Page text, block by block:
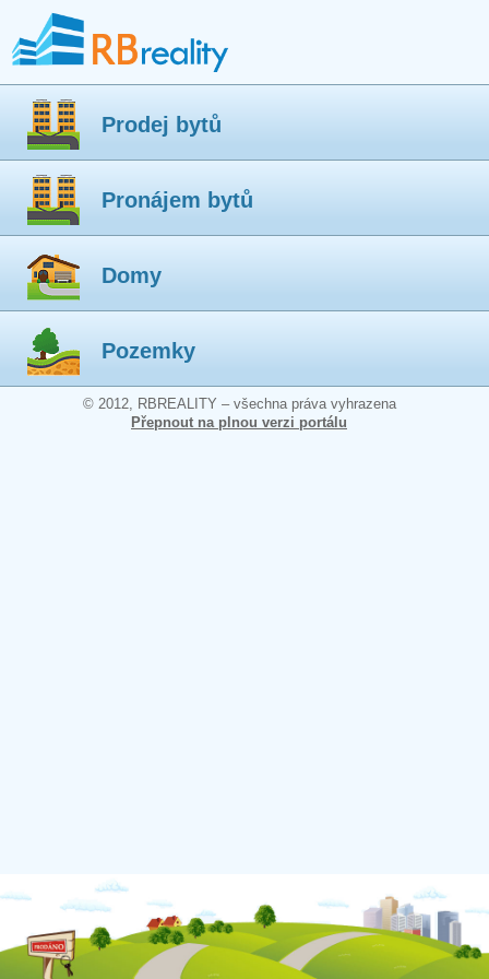
Prodej bytů
Pronájem bytů
Domy
Pozemky
© 2012, RBREALITY – všechna práva vyhrazena
Přepnout na plnou verzi portálu